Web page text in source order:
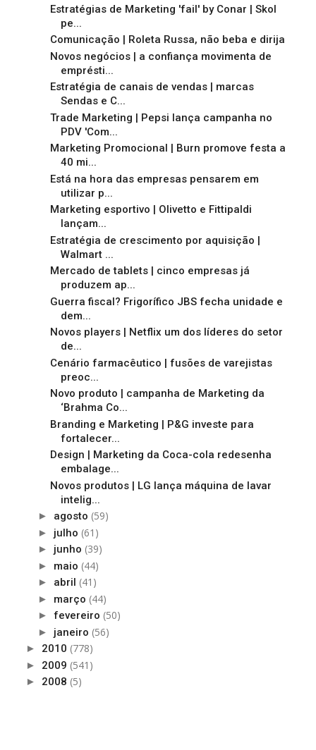
Estratégias de Marketing 'fail' by Conar | Skol
pe...
Comunicação | Roleta Russa, não beba e dirija
Novos negócios | a confiança movimenta de
emprésti...
Estratégia de canais de vendas | marcas
Sendas e C...
Trade Marketing | Pepsi lança campanha no
PDV 'Com...
Marketing Promocional | Burn promove festa a
40 mi...
Está na hora das empresas pensarem em
utilizar p...
Marketing esportivo | Olivetto e Fittipaldi
lançam...
Estratégia de crescimento por aquisição |
Walmart ...
Mercado de tablets | cinco empresas já
produzem ap...
Guerra fiscal? Frigorífico JBS fecha unidade e
dem...
Novos players | Netflix um dos líderes do setor
de...
Cenário farmacêutico | fusões de varejistas
preoc...
Novo produto | campanha de Marketing da
‘Brahma Co...
Branding e Marketing | P&G investe para
fortalecer...
Design | Marketing da Coca-cola redesenha
embalage...
Novos produtos | LG lança máquina de lavar
intelig...
► agosto (59)
► julho (61)
► junho (39)
► maio (44)
► abril (41)
► março (44)
► fevereiro (50)
► janeiro (56)
► 2010 (778)
► 2009 (541)
► 2008 (5)